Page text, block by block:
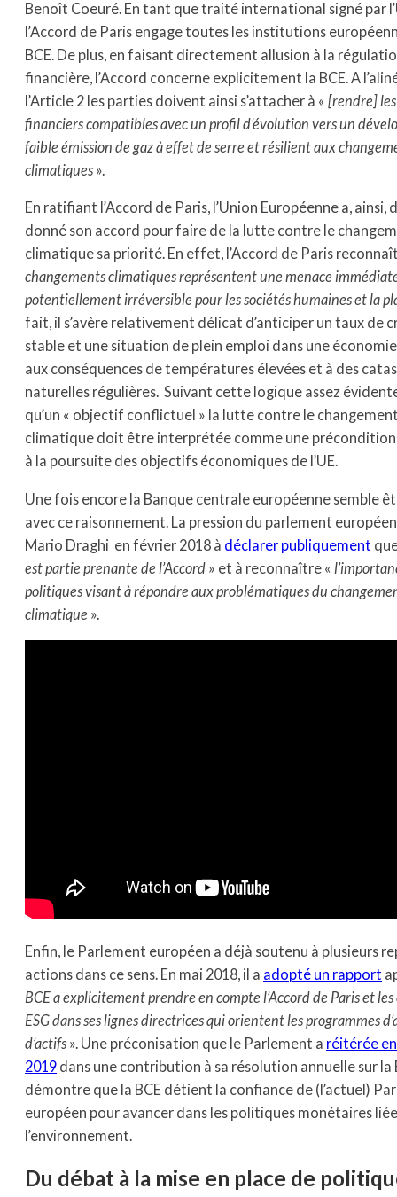
Benoît Coeuré. En tant que traité international signé par
l’Accord de Paris engage toutes les institutions
BCE. De plus, en faisant directement allusion à la
financière, l’Accord concerne explicitement la BCE. A
l’Article 2 les parties doivent ainsi s’attacher à « [rendre]
financiers compatibles avec un profil d’évolution vers un
faible émission de gaz à effet de serre et résilient aux
climatiques ».
En ratifiant l’Accord de Paris, l’Union Européenne a, ainsi,
donné son accord pour faire de la lutte contre le
climatique sa priorité. En effet, l’Accord de Paris
changements climatiques représentent une menace
potentiellement irréversible pour les sociétés humaines et la
fait, il s’avère relativement délicat d’anticiper un taux de
stable et une situation de plein emploi dans une
aux conséquences de températures élevées et à des
naturelles régulières. Suivant cette logique assez
qu’un « objectif conflictuel » la lutte contre le
climatique doit être interprétée comme une précondition
à la poursuite des objectifs économiques de l’UE.
Une fois encore la Banque centrale européenne semble
avec ce raisonnement. La pression du parlement
Mario Draghi en février 2018 à déclarer publiquement
est partie prenante de l’Accord » et à reconnaître «
politiques visant à répondre aux problématiques du
climatique ».
Enfin, le Parlement européen a déjà soutenu à plusieurs
actions dans ce sens. En mai 2018, il a adopté un rapport
BCE a explicitement prendre en compte l’Accord de Paris et
ESG dans ses lignes directrices qui orientent les programmes
d’actifs ». Une préconisation que le Parlement a réitérée
2019 dans une contribution à sa résolution annuelle sur la
démontre que la BCE détient la confiance de (l’actuel)
européen pour avancer dans les politiques monétaires
l’environnement.
Du débat à la mise en place de